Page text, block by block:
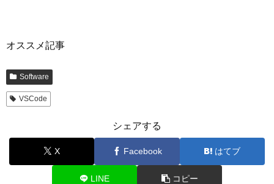
オススメ記事
Software
VSCode
シェアする
X Facebook はてブ
LINE コピー